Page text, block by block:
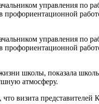
управления по
управления по
школы, показала
атмосферу.
визита